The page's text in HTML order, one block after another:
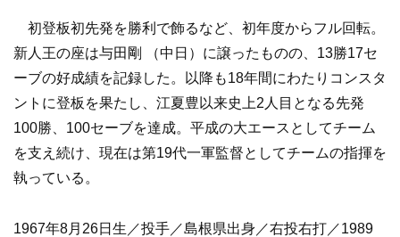
初登板初先発を勝利で飾るなど、初年度からフル回転。
新人王の座は与田剛 （中日）に譲ったものの、13勝17セ
ーブの好成績を記録した。以降も18年間にわたりコンスタ
ントに登板を果たし、江夏豊以来史上2人目となる先発
100勝、100セーブを達成。平成の大エースとしてチーム
を支え続け、現在は第19代一軍監督としてチームの指揮を
執っている。
1967年8月26日生／投手／島根県出身／右投右打／1989